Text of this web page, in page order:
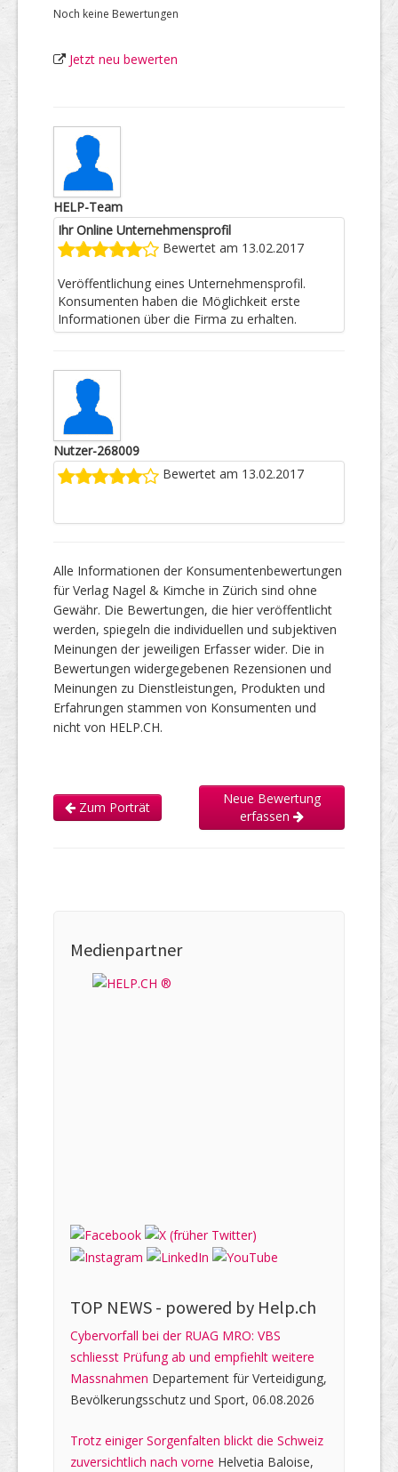
Noch keine Bewertungen
Jetzt neu bewerten
HELP-Team
Ihr Online Unternehmensprofil
Bewertet am 13.02.2017
Veröffentlichung eines Unternehmensprofil.
Konsumenten haben die Möglichkeit erste
Informationen über die Firma zu erhalten.
Nutzer-268009
Bewertet am 13.02.2017
Alle Informationen der Konsumentenbewertungen
für Verlag Nagel & Kimche in Zürich sind ohne
Gewähr. Die Bewertungen, die hier veröffentlicht
werden, spiegeln die individuellen und subjektiven
Meinungen der jeweiligen Erfasser wider. Die in
Bewertungen widergegebenen Rezensionen und
Meinungen zu Dienstleistungen, Produkten und
Erfahrungen stammen von Konsumenten und
nicht von HELP.CH.
Zum Porträt
Neue Bewertung
erfassen
Medienpartner
TOP NEWS - powered by Help.ch
Cybervorfall bei der RUAG MRO: VBS
schliesst Prüfung ab und empfiehlt weitere
Massnahmen Departement für Verteidigung,
Bevölkerungsschutz und Sport, 06.08.2026
Trotz einiger Sorgenfalten blickt die Schweiz
zuversichtlich nach vorne Helvetia Baloise,